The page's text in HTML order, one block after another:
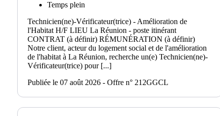
Temps plein
Technicien(ne)-Vérificateur(trice) - Amélioration de
l'Habitat H/F LIEU La Réunion - poste itinérant
CONTRAT (à définir) RÉMUNÉRATION (à définir)
Notre client, acteur du logement social et de l'amélioration
de l'habitat à La Réunion, recherche un(e) Technicien(ne)-
Vérificateur(trice) pour [...]
Publiée le 07 août 2026 - Offre n° 212GGCL